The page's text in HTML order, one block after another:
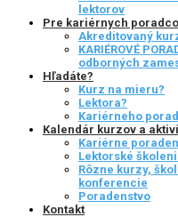
lektorov
Pre kariérnych
Akreditovaný kurz
KARIÉROVÉ
odborných
Hľadáte?
Kurz na mieru?
Lektora?
Kariérneho
Kalendár kurzov a
Kariérne
Lektorské
Rôzne kurzy,
konferencie
Poradenstvo
Kontakt